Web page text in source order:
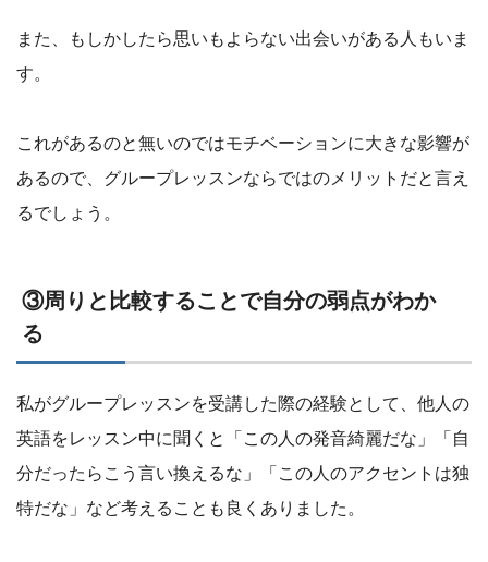
また、もしかしたら思いもよらない出会いがある人もいま
す。
これがあるのと無いのではモチベーションに大きな影響が
あるので、グループレッスンならではのメリットだと言え
るでしょう。
③周りと比較することで自分の弱点がわか
る
私がグループレッスンを受講した際の経験として、他人の
英語をレッスン中に聞くと「この人の発音綺麗だな」「自
分だったらこう言い換えるな」「この人のアクセントは独
特だな」など考えることも良くありました。